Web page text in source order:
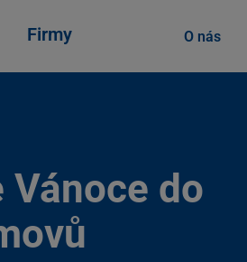
Firmy O nás
do